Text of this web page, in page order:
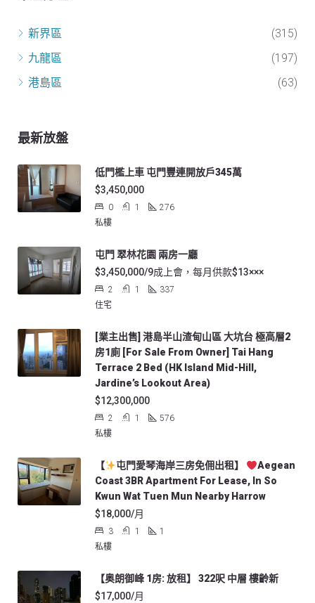
新界區
(315)
九龍區
(197)
港島區
(63)
最新放盤
低門檻上車 屯門豐連開放戶345萬
$3,450,000
0 1
276
私樓
屯門 翠林花園 兩房一廳
$3,450,000/9成上會，每月供款$13×××
2 1
337
住宅
[業主出售] 港島半山渣甸山區 大坑台 極高層2
房1廁 [For Sale From Owner] Tai Hang
Terrace 2 Bed (HK Island Mid-Hill,
Jardine’s Lookout Area)
$12,300,000
2 1
576
私樓
【 屯門愛琴海岸三房免佣出租】
Aegean
Coast 3BR Apartment For Lease, In So
Kwun Wat Tuen Mun Nearby Harrow
$18,000/月
3 1
1
私樓
【奥朗御峰 1房: 放租】 322呎 中層 樓齡新
$17,000/月